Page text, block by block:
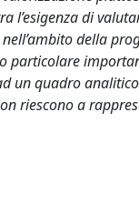
l’esigenza di
della
particolare
un quadro
riescono a